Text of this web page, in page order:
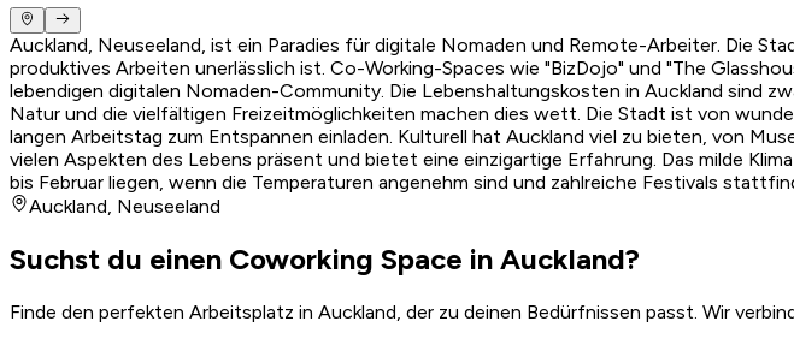
Auckland, Neuseeland, ist ein Paradies für digitale Nomaden und Remote-Arbeiter. Die
produktives Arbeiten unerlässlich ist. Co-Working-Spaces wie "BizDojo" und "The
lebendigen digitalen Nomaden-Community. Die Lebenshaltungskosten in Auckland sind
Natur und die vielfältigen Freizeitmöglichkeiten machen dies wett. Die Stadt ist von
langen Arbeitstag zum Entspannen einladen. Kulturell hat Auckland viel zu bieten, von
vielen Aspekten des Lebens präsent und bietet eine einzigartige Erfahrung. Das milde
bis Februar liegen, wenn die Temperaturen angenehm sind und zahlreiche Festivals
Auckland, Neuseeland
Suchst du einen Coworking Space in Auckland?
Finde den perfekten Arbeitsplatz in Auckland, der zu deinen Bedürfnissen passt. Wir